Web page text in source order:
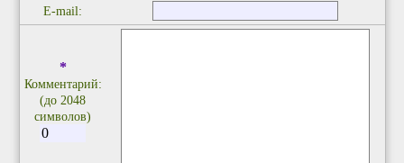
E-mail:
*
Комментарий:
(до 2048
символов)